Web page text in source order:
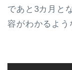
であと3カ月と
容がわかるよう